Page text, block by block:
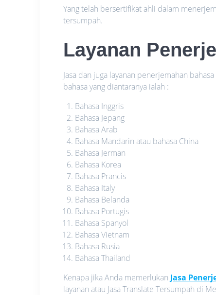
Yang telah bersertifikat ahli dalam
tersumpah.
Layanan
Jasa dan juga layanan penerjemahan
bahasa yang diantaranya ialah :
Bahasa Inggris
Bahasa Jepang
Bahasa Arab
Bahasa Mandarin atau bahasa China
Bahasa Jerman
Bahasa Korea
Bahasa Prancis
Bahasa Italy
Bahasa Belanda
Bahasa Portugis
Bahasa Spanyol
Bahasa Vietnam
Bahasa Rusia
Bahasa Thailand
Kenapa jika Anda memerlukan Jasa
layanan atau Jasa Translate Tersumpah di